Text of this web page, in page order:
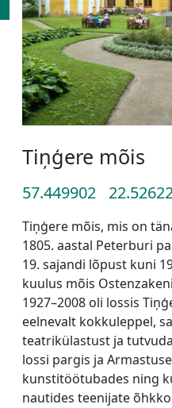
Tiņģere mõis
57.449902
Tiņģere mõis, mis on
1805. aastal Peterburi
19. sajandi lõpust kuni
kuulus mõis
1927–2008 oli lossis
eelnevalt kokkuleppel,
teatrikülastust ja
lossi pargis ja
kunstitöötubades ning
nautides teenijate